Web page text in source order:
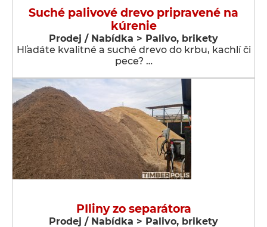
Suché palivové drevo pripravené na
kúrenie
Prodej / Nabídka > Palivo, brikety
Hľadáte kvalitné a suché drevo do krbu, kachlí či
pece? …
PIliny zo separátora
Prodej / Nabídka > Palivo, brikety